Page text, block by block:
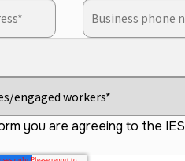
you are agreeing to the IES